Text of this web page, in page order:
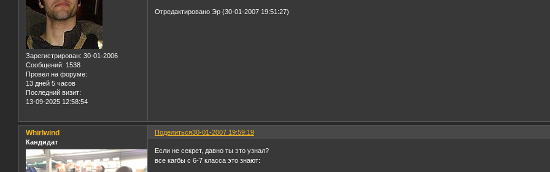
Зарегистрирован: 30-01-2006
Сообщений: 1538
Провел на форуме:
13 дней 5 часов
Последний визит:
13-09-2025 12:58:54
Отредактировано Эр (30-01-2007 19:51:27)
Поделиться30-01-2007 19:59:19
Whirlwind
Кандидат
Если не секрет, давно ты это узнал?
все кагбы с 6-7 класса это знают: